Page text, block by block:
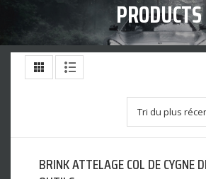
PRODUCTS
BRINK ATTELAGE COL DE CYGNE